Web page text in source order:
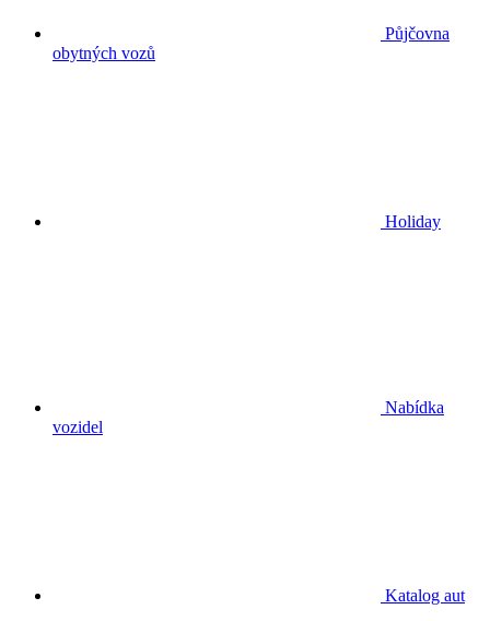
Půjčovna
obytných vozů
Holiday
Nabídka
vozidel
Katalog aut